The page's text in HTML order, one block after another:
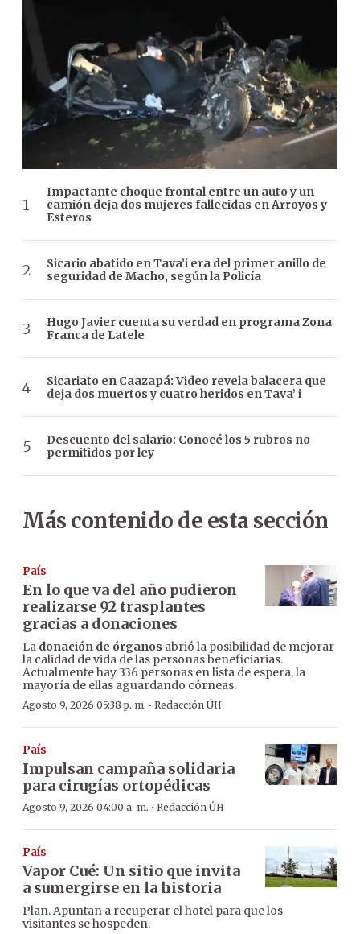
Impactante choque frontal entre un auto y un
camión deja dos mujeres fallecidas en Arroyos y
Esteros
Sicario abatido en Tava’i era del primer anillo de
seguridad de Macho, según la Policía
Hugo Javier cuenta su verdad en programa Zona
Franca de Latele
Sicariato en Caazapá: Video revela balacera que
deja dos muertos y cuatro heridos en Tava’ i
Descuento del salario: Conocé los 5 rubros no
permitidos por ley
Más contenido de esta sección
País
En lo que va del año pudieron
realizarse 92 trasplantes
gracias a donaciones
La donación de órganos abrió la posibilidad de mejorar
la calidad de vida de las personas beneficiarias.
Actualmente hay 336 personas en lista de espera, la
mayoría de ellas aguardando córneas.
Agosto 9, 2026 05:38 p. m. · Redacción ÚH
País
Impulsan campaña solidaria
para cirugías ortopédicas
Agosto 9, 2026 04:00 a. m. · Redacción ÚH
País
Vapor Cué: Un sitio que invita
a sumergirse en la historia
Plan. Apuntan a recuperar el hotel para que los
visitantes se hospeden.